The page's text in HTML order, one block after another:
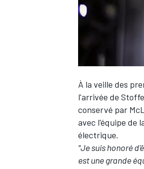
WEC
À la veille des
l'arrivée de
conservé par
avec l'équipe de
électrique.
"Je suis honoré
est une grande